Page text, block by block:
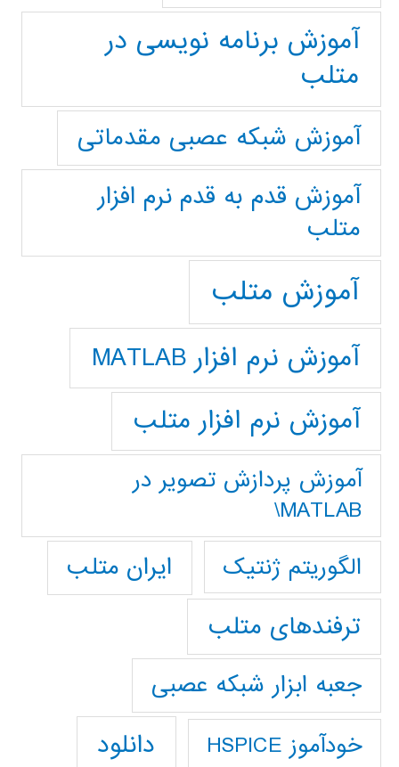
آموزش برنامه نویسی در
متلب
آموزش شبکه عصبی مقدماتی
آموزش قدم به قدم نرم افزار
متلب
آموزش متلب
آموزش نرم افزار MATLAB
آموزش نرم افزار متلب
آموزش پردازش تصوير در
MATLAB\
الگوریتم ژنتیک
ایران متلب
ترفندهای متلب
جعبه ابزار شبکه عصبی
خودآموز HSPICE دانلود